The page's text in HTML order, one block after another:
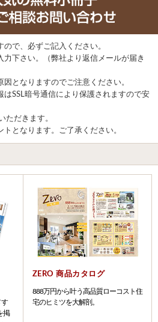
ので、必ずご記入ください。
力下さい。（弊社より返信メールが届き
因となりますのでご注意ください。
はSSL暗号通信により保護されますので安
ただきます。
トとなります。ご了承ください。
す
掲
ZERO 商品カタログ
888万円から叶う高品質ローコスト住
宅のヒミツを大解剖。